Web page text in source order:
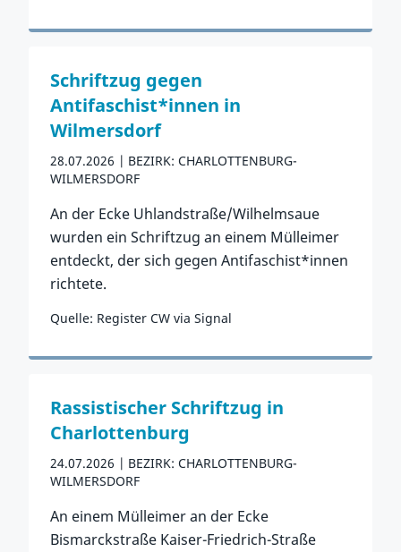
Zum Vorfall
Schriftzug gegen
Antifaschist*innen in
Wilmersdorf
28.07.2026
BEZIRK: CHARLOTTENBURG-
WILMERSDORF
An der Ecke Uhlandstraße/Wilhelmsaue
wurden ein Schriftzug an einem Mülleimer
entdeckt, der sich gegen Antifaschist*innen
richtete.
Quelle: Register CW via Signal
Zum Vorfall
Rassistischer Schriftzug in
Charlottenburg
24.07.2026
BEZIRK: CHARLOTTENBURG-
WILMERSDORF
An einem Mülleimer an der Ecke
Bismarckstraße Kaiser-Friedrich-Straße